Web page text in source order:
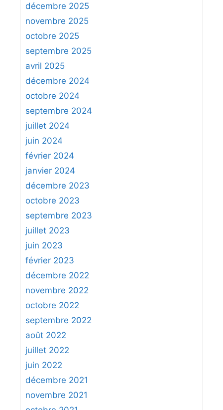
r
h
e
r
:
décembre 2025
novembre 2025
octobre 2025
septembre 2025
avril 2025
décembre 2024
octobre 2024
septembre 2024
juillet 2024
juin 2024
février 2024
janvier 2024
décembre 2023
octobre 2023
septembre 2023
juillet 2023
juin 2023
février 2023
décembre 2022
novembre 2022
octobre 2022
septembre 2022
août 2022
juillet 2022
juin 2022
décembre 2021
novembre 2021